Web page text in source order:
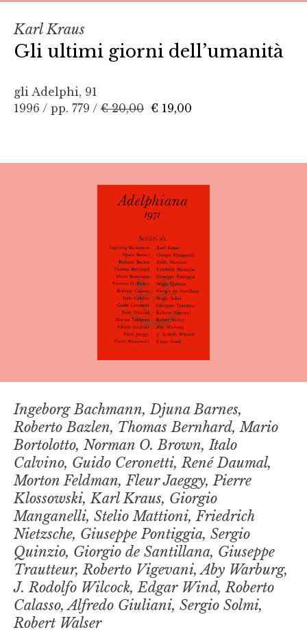
Karl Kraus
Gli ultimi giorni dell’umanità
gli Adelphi, 91
1996 / pp. 779 / € 20,00 € 19,00
Ingeborg Bachmann, Djuna Barnes,
Roberto Bazlen, Thomas Bernhard, Mario
Bortolotto, Norman O. Brown, Italo
Calvino, Guido Ceronetti, René Daumal,
Morton Feldman, Fleur Jaeggy, Pierre
Klossowski, Karl Kraus, Giorgio
Manganelli, Stelio Mattioni, Friedrich
Nietzsche, Giuseppe Pontiggia, Sergio
Quinzio, Giorgio de Santillana, Giuseppe
Trautteur, Roberto Vigevani, Aby Warburg,
J. Rodolfo Wilcock, Edgar Wind, Roberto
Calasso, Alfredo Giuliani, Sergio Solmi,
Robert Walser